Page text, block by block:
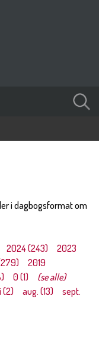
i dagbogsformat om
2024 (243)
2023
2019
0 (1)
(se alle)
(2) aug. (13)
sept.